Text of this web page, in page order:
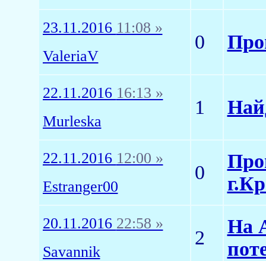
23.11.2016 11:08 »
ValeriaV
0
22.11.2016 16:13 »
Murleska
1
22.11.2016 12:00 »
Estranger00
0
20.11.2016 22:58 »
Savannik
2
На